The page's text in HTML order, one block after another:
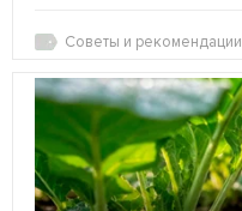
Советы и рекомендации